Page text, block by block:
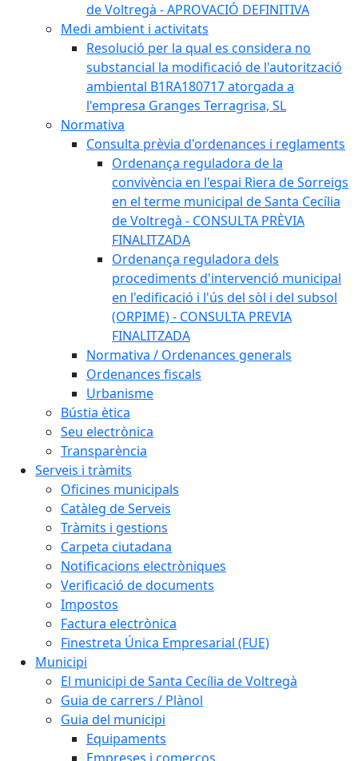
de Voltregà - APROVACIÓ DEFINITIVA
Medi ambient i activitats
Resolució per la qual es considera no
substancial la modificació de l'autorització
ambiental B1RA180717 atorgada a
l'empresa Granges Terragrisa, SL
Normativa
Consulta prèvia d'ordenances i reglaments
Ordenança reguladora de la
convivència en l'espai Riera de Sorreigs
en el terme municipal de Santa Cecília
de Voltregà - CONSULTA PRÈVIA
FINALITZADA
Ordenança reguladora dels
procediments d'intervenció municipal
en l'edificació i l'ús del sòl i del subsol
(ORPIME) - CONSULTA PREVIA
FINALITZADA
Normativa / Ordenances generals
Ordenances fiscals
Urbanisme
Bústia ètica
Seu electrònica
Transparència
Serveis i tràmits
Oficines municipals
Catàleg de Serveis
Tràmits i gestions
Carpeta ciutadana
Notificacions electròniques
Verificació de documents
Impostos
Factura electrònica
Finestreta Única Empresarial (FUE)
Municipi
El municipi de Santa Cecília de Voltregà
Guia de carrers / Plànol
Guia del municipi
Equipaments